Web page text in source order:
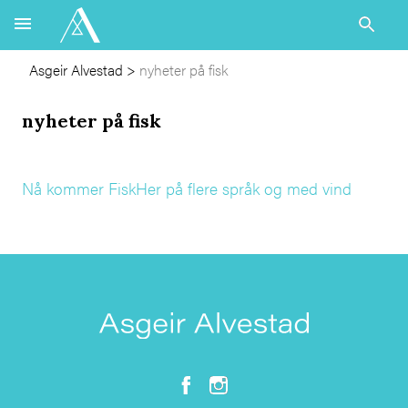
Asgeir Alvestad > nyheter på fisk
nyheter på fisk
Nå kommer FiskHer på flere språk og med vind